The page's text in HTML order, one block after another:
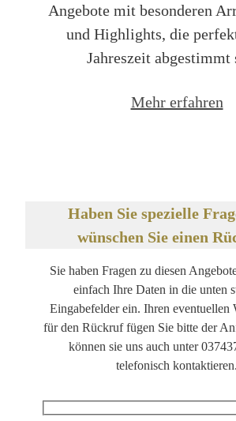
Angebote mit besonderen
und Highlights, die
Jahreszeit abgestimmt
Mehr erfahren
Haben Sie spezielle
wünschen Sie einen
Sie haben Fragen zu diesen
einfach Ihre Daten in die unten
Eingabefelder ein. Ihren eventuellen
für den Rückruf fügen Sie bitte der
können sie uns auch unter
telefonisch kontaktieren.